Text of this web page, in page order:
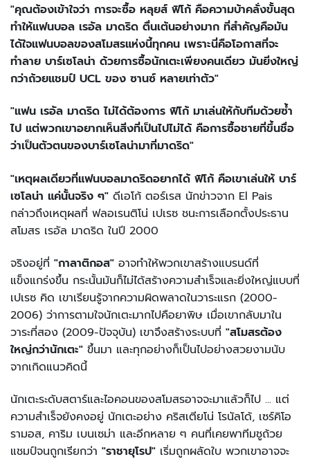
"คุณต้องเข้าใจว่า การจะซื้อ หลุยส์ ฟิโก้ คือความบ้าคลั่งขั้นสุด
ทำให้แฟนบอล เรอัล มาดริด ตื่นเต้นอย่างมาก ที่สำคัญคือมัน
ได้ใจแฟนบอลของสโมสรแห่งนี้ทุกคน เพราะนี่คือโอกาสที่จะ
ทำลาย บาร์เซโลน่า ด้วยการซื้อนักเตะเพียงคนเดียว มันยิ่งใหญ่
กว่าถ้วยแชมป์ UCL ของ ซานซ์ หลายเท่าตัว"
"แฟน เรอัล มาดริด ไม่ได้ต้องการ ฟิโก้ มาเล่นให้กับทีมด้วยซ้ำ
ไป แต่พวกเขาอยากเห็นสิ่งที่เป็นไปไม่ได้ คือการซื้อชายที่ขึ้นชื่อ
ว่าเป็นตัวตนของบาร์เซโลน่ามาที่มาดริด"
"เหตุผลเดียวที่แฟนบอลมาดริดอยากได้ ฟิโก้ คือเขาเล่นให้ บาร์
เซโลน่า แค่นั้นจริง ๆ" ดีเอโก้ ตอร์เรส นักข่าวจาก El Pais
กล่าวถึงเหตุผลที่ ฟลอเรนติโน่ เปเรซ ชนะการเลือกตั้งประธาน
สโมสร เรอัล มาดริด ในปี 2000
จริงอยู่ที่ "กาลาติกอส" อาจทำให้พวกเขาสร้างแบรนด์ที่
แข็งแกร่งขึ้น กระนั้นมันก็ไม่ได้สร้างความสำเร็จและยิ่งใหญ่แบบที่
เปเรซ คิด เขาเรียนรู้จากความผิดพลาดในวาระแรก (2000-
2006) ว่าการตามใจนักเตะมากไปคือยาพิษ เมื่อเขากลับมาใน
วาระที่สอง (2009-ปัจจุบัน) เขาจึงสร้างระบบที่ "สโมสรต้อง
ใหญ่กว่านักเตะ" ขึ้นมา และทุกอย่างก็เป็นไปอย่างสวยงามนับ
จากเกิดแนวคิดนี้
นักเตะระดับสตาร์และไอคอนของสโมสรอาจจะมาแล้วก็ไป ... แต่
ความสำเร็จยังคงอยู่ นักเตะอย่าง คริสเตียโน่ โรนัลโด้, เซร์คิโอ
รามอส, คาริม เบนเซม่า และอีกหลาย ๆ คนที่เคยพาทีมชูถ้วย
แชมป์จนถูกเรียกว่า "ราชายุโรป" เริ่มถูกผลัดใบ พวกเขาอาจจะ